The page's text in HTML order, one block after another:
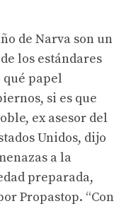
de Narva son un
los estándares
papel
si es que
ex asesor del
Unidos, dijo
a la
preparada,
Propastop. “Con